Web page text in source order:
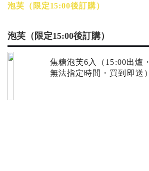
泡芙（限定15:00後訂購）
泡芙（限定15:00後訂購）
焦糖泡芙6入（15:00出爐・
無法指定時間・買到即送）